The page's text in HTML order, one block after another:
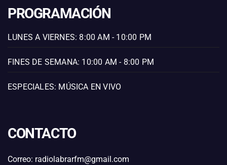
PROGRAMACIÓN
LUNES A VIERNES: 8:00 AM - 10:00 PM
FINES DE SEMANA: 10:00 AM - 8:00 PM
ESPECIALES: MÚSICA EN VIVO
CONTACTO
Correo: radiolabrarfm@gmail.com